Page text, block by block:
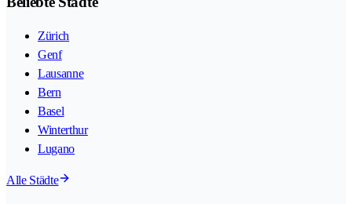
Zürich
Genf
Lausanne
Bern
Basel
Winterthur
Lugano
Alle Städte